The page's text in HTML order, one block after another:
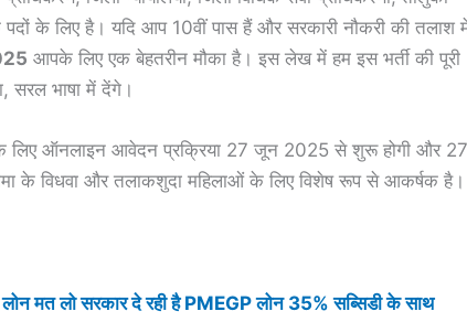
के लिए है। यदि आप 10वीं पास हैं और सरकारी नौकरी की तलाश
आपके लिए एक बेहतरीन मौका है। इस लेख में हम इस भर्ती की पूरी
सरल भाषा में देंगे।
लिए ऑनलाइन आवेदन प्रक्रिया 27 जून 2025 से शुरू होगी और 27
के विधवा और तलाकशुदा महिलाओं के लिए विशेष रूप से आकर्षक है।
लो सरकार दे रही है PMEGP लोन 35% सब्सिडी के साथ